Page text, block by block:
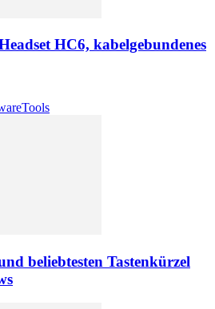
HC6, kabelgebundenes
Tools
beliebtesten Tastenkürzel